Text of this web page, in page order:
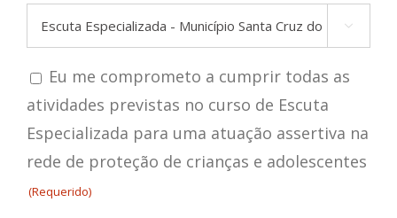

Consentir
(Requerido)
Eu me comprometo a cumprir todas as
atividades previstas no curso de Escuta
Especializada para uma atuação assertiva na
rede de proteção de crianças e adolescentes
(Requerido)